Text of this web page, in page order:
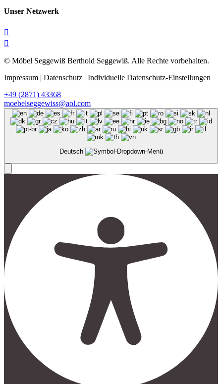
Unser Netzwerk


© Möbel Seggewiß Berthold Seggewiß. Alle Rechte vorbehalten.
Impressum | Datenschutz | Individuelle Datenschutz-Einstellungen
+49 (2871) 43368
moebelseggewiss@aol.com
Deutsch